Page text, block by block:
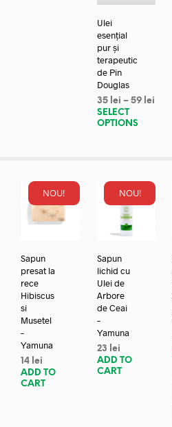
Ulei
esențial
pur și
terapeutic
de Pin
Douglas
35 lei – 59 lei
SELECT
OPTIONS
NOU!
Sapun
presat la
rece
Hibiscus
si
Musetel
–
Yamuna
14 lei
ADD TO
CART
NOU!
Sapun
lichid cu
Ulei de
Arbore
de Ceai
–
Yamuna
23
lei
ADD TO
CART